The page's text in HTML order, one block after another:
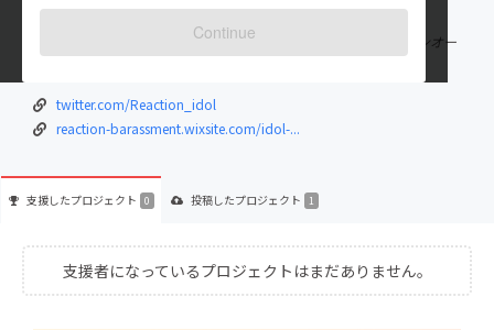
Continue
出身国：日本 出身地：未設定
会いに来るアイドルリアクション。 昨年夏頃コロナ禍、オンラインオー
ディションを経て結成。
twitter.com/Reaction_idol
reaction-barassment.wixsite.com/idol-...
支援したプロジェクト 0 投稿したプロジェクト 1
支援者になっているプロジェクトはまだありません。